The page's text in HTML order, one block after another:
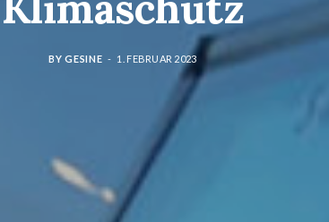
BY GESINE 1. FEBRUAR 2023